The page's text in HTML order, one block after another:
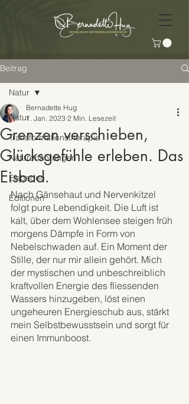
Beitrag
Natur
Transformationstherapie
Naturerfahrungen
Eisbaden
Editionen
Natur
Grenzen verschieben,
Glücksgefühle erleben. Das
Eisbad.
Bernadette Hug
1. Jan. 2023 2 Min. Lesezeit
Nach Gänsehaut und Nervenkitzel
folgt pure Lebendigkeit. Die Luft ist
kalt, über dem Wohlensee steigen früh
morgens Dämpfe in Form von
Nebelschwaden auf. Ein Moment der
Stille, der nur mir allein gehört. Mich
der mystischen und unbeschreiblich
kraftvollen Energie des fliessenden
Wassers hinzugeben, löst einen
ungeheuren Energieschub aus, stärkt
mein Selbstbewusstsein und sorgt für
einen Immunboost.